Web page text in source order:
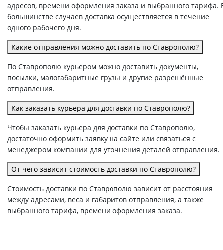
адресов, времени оформления заказа и выбранного тарифа.
большинстве случаев доставка осуществляется в течение
одного рабочего дня.
Какие отправления можно доставить по Ставрополю?
По Ставрополю курьером можно доставить документы,
посылки, малогабаритные грузы и другие разрешённые
отправления.
Как заказать курьера для доставки по Ставрополю?
Чтобы заказать курьера для доставки по Ставрополю,
достаточно оформить заявку на сайте или связаться с
менеджером компании для уточнения деталей отправления.
От чего зависит стоимость доставки по Ставрополю?
Стоимость доставки по Ставрополю зависит от расстояния
между адресами, веса и габаритов отправления, а также
выбранного тарифа, времени оформления заказа.